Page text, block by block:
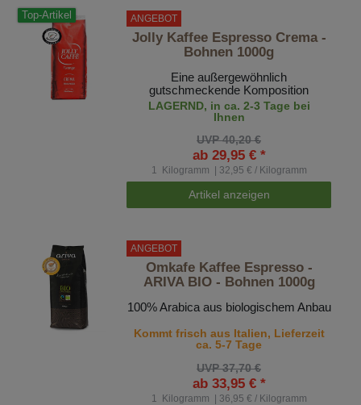
Top-Artikel ANGEBOT
Jolly Kaffee Espresso Crema -
Bohnen 1000g
Eine außergewöhnlich
gutschmeckende Komposition
LAGERND, in ca. 2-3 Tage bei
Ihnen
UVP 40,20 €
ab 29,95 € *
1 Kilogramm | 32,95 € / Kilogramm
Artikel anzeigen
ANGEBOT
Omkafe Kaffee Espresso -
ARIVA BIO - Bohnen 1000g
100% Arabica aus biologischem Anbau
Kommt frisch aus Italien, Lieferzeit
ca. 5-7 Tage
UVP 37,70 €
ab 33,95 € *
1 Kilogramm | 36,95 € / Kilogramm